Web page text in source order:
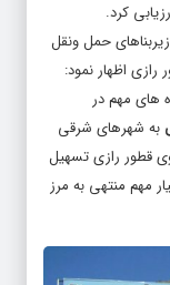
کرد.
حمل ونقل
اظهار نمود:
های مهم در
به شهرهای شرقی
قطور رازی تسهیل
اتصالی بسیار مهم منتهی به مرز